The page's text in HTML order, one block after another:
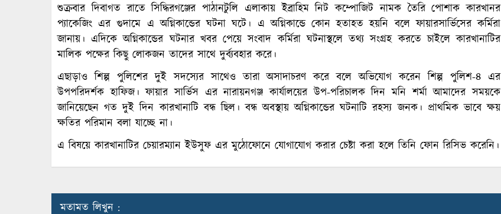
শুক্রবার দিবাগত রাতে সিদ্ধিরগঞ্জের পাঠানটুলি এলাকায় ইব্রাহিম নিট কম্পোজিট নামক তৈরি পোশাক কারখানর
প্যাকেজিং এর গুদামে এ অগ্নিকান্ডের ঘটনা ঘটে। এ অগ্নিকান্ডে কোন হতাহত হয়নি বলে ফায়ারসার্ভিসের কর্মিরা
জানায়। এদিকে অগ্নিকান্ডের ঘটনার খবর পেয়ে সংবাদ কর্মিরা ঘটনাস্থলে তথ্য সংগ্রহ করতে চাইলে কারখানাটির
মালিক পক্ষের কিছু লোকজন তাদের সাথে দুর্ব্যবহার করে।
এছাড়াও শিল্প পুলিশের দুই সদস্যের সাথেও তারা অসাদাচরণ করে বলে অভিযোগ করেন শিল্প পুলিশ-৪ এর
উপপরিদর্শক হাফিজ। ফায়ার সার্ভিস এর নারায়নগঞ্জ কার্যালয়ের উপ-পরিচালক দিন মনি শর্মা আমাদের সময়কে
জানিয়েছেন গত দুই দিন কারখানাটি বন্ধ ছিল। বন্ধ অবস্থায় অগ্নিকান্ডের ঘটনাটি রহস্য জনক। প্রাথমিক ভাবে ক্ষয়
ক্ষতির পরিমান বলা যাচ্ছে না।
এ বিষয়ে কারখানাটির চেয়ারম্যান ইউসুফ এর মুঠোফোনে যোগাযোগ করার চেষ্টা করা হলে তিনি ফোন রিসিভ করেনি।
মতামত লিখুন :